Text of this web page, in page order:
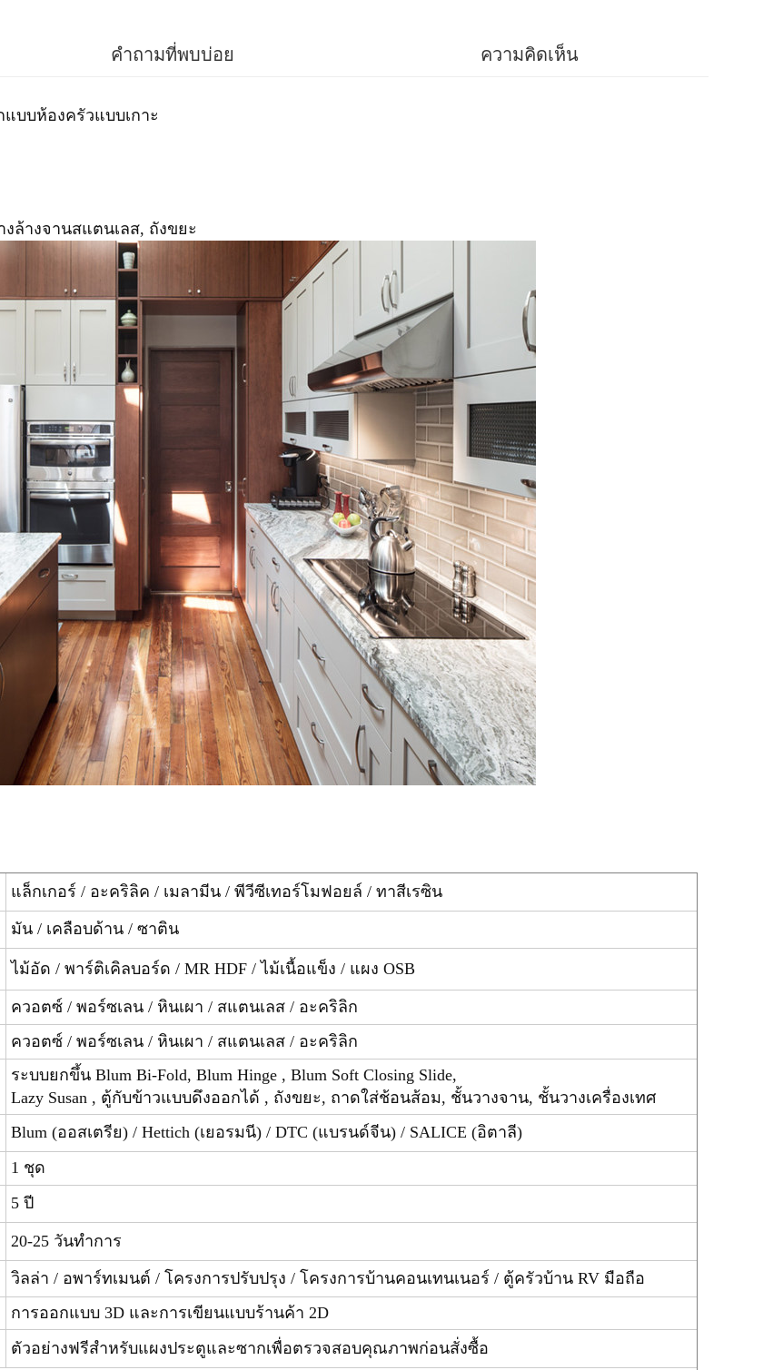
คำถามที่พบบ่อย ความคิดเห็น
บบห้องครัวแบบเกาะ
งล้างจานสแตนเลส, ถังขยะ
แล็กเกอร์ / อะคริลิค / เมลามีน / พีวีซีเทอร์โมฟอยล์ / ทาสีเรซิน
มัน / เคลือบด้าน / ซาติน
ไม้อัด / พาร์ติเคิลบอร์ด / MR HDF / ไม้เนื้อแข็ง / แผง OSB
ควอตซ์ / พอร์ซเลน / หินเผา / สแตนเลส / อะคริลิก
ควอตซ์ / พอร์ซเลน / หินเผา / สแตนเลส / อะคริลิก
ระบบยกขึ้น Blum Bi-Fold, Blum Hinge , Blum Soft Closing Slide,
Lazy Susan , ตู้กับข้าวแบบดึงออกได้ , ถังขยะ, ถาดใส่ช้อนส้อม, ชั้นวางจาน, ชั้นวางเครื่องเทศ
Blum (ออสเตรีย) / Hettich (เยอรมนี) / DTC (แบรนด์จีน) / SALICE (อิตาลี)
1 ชุด
5 ปี
20-25 วันทำการ
วิลล่า / อพาร์ทเมนต์ / โครงการปรับปรุง / โครงการบ้านคอนเทนเนอร์ / ตู้ครัวบ้าน RV มือถือ
การออกแบบ 3D และการเขียนแบบร้านค้า 2D
ตัวอย่างฟรีสำหรับแผงประตูและซากเพื่อตรวจสอบคุณภาพก่อนสั่งซื้อ